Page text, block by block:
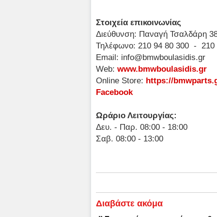
Στοιχεία επικοινωνίας
Διεύθυνση: Παναγή Τσαλδάρη
Τηλέφωνο: 210 94 80 300 - 210
Email: info@bmwboulasidis.gr
Web: www.bmwboulasidis.gr
Online Store: https://
Facebook
Ωράριο Λειτουργίας:
Δευ. - Παρ. 08:00 - 18:00
Σαβ. 08:00 - 13:00
Διαβάστε ακόμα